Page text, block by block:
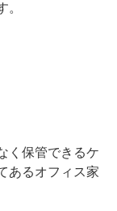
。
く保管できるケ
あるオフィス家